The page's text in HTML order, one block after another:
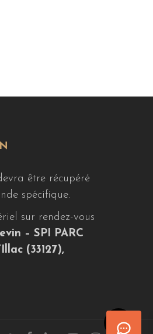
Share
être récupéré
spécifique.
sur rendez-vous
– SPI PARC
(33127),